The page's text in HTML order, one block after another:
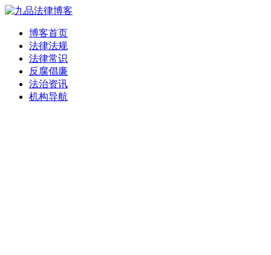
博客首页
法律法规
法律常识
反腐倡廉
法治资讯
机构导航